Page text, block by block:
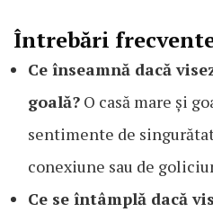
Întrebări
Ce înseamnă dacă
goală? O casă mare și
sentimente de
conexiune sau de
Ce se întâmplă dacă